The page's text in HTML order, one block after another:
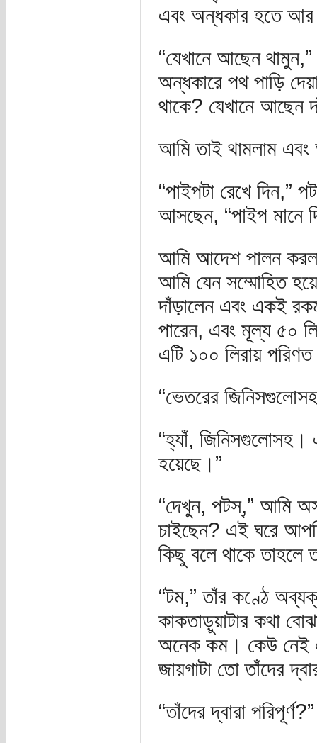
এবং অন্ধকার হতে আর
“যেখানে আছেন
অন্ধকারে পথ পাড়ি
থাকে? যেখানে আছেন
আমি তাই থামলাম
“পাইপটা রেখে দিন,”
আসছেন, “পাইপ মানে
আমি আদেশ পালন
আমি যেন সম্মোহিত
দাঁড়ালেন এবং একই
পারেন, এবং মূল্য ৫০
এটি ১০০ লিরায়
“ভেতরের
“হ্যাঁ,
হয়েছে।”
“দেখুন, পটস্,” আমি
চাইছেন? এই ঘরে
কিছু বলে থাকে তাহলে
“টম,” তাঁর কণ্ঠে
কাকতাড়ুয়াটার কথা
অনেক কম। কেউ নেই
জায়গাটা তো তাঁদের
“তাঁদের দ্বারা পরিপূর্ণ?”